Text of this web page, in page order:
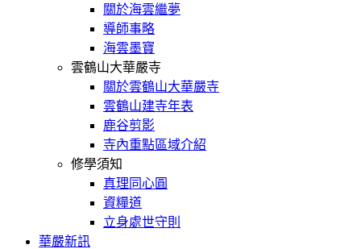
關於海雲繼夢
導師事略
海雲墨寶
雲鶴山大華嚴寺
關於雲鶴山大華嚴寺
雲鶴山建寺年表
鹿谷剪影
寺內重點區域介紹
修學須知
真理同心圓
資糧道
立身處世守則
華嚴新訊